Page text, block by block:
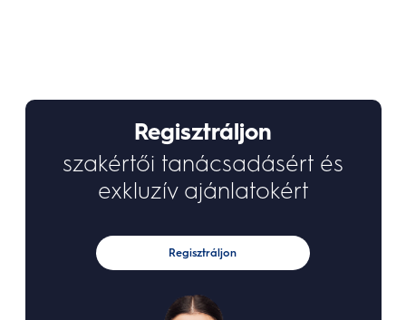
Regisztráljon
szakértői tanácsadásért és
exkluzív ajánlatokért
Regisztráljon